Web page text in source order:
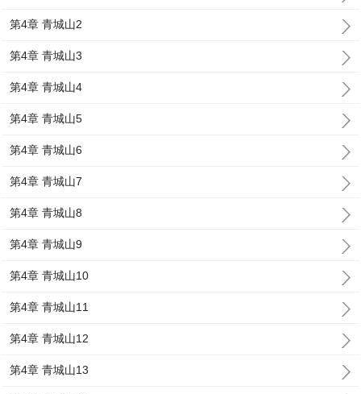
第4章 青城山2
第4章 青城山3
第4章 青城山4
第4章 青城山5
第4章 青城山6
第4章 青城山7
第4章 青城山8
第4章 青城山9
第4章 青城山10
第4章 青城山11
第4章 青城山12
第4章 青城山13